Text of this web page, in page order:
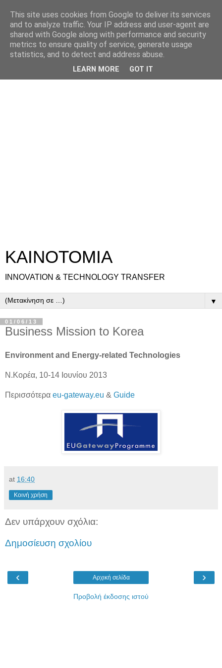
ΚΑΙΝΟΤΟΜΙΑ
INNOVATION & TECHNOLOGY TRANSFER
▼
01/06/13
Business Mission to Korea
Environment and Energy-related Technologies
Ν.Κορέα, 10-14 Ιουνίου 2013
Περισσότερα eu-gateway.eu & Guide
at 16:40
Κοινή χρήση
Δεν υπάρχουν σχόλια:
Δημοσίευση σχολίου
‹ ›
Αρχική σελίδα
Προβολή έκδοσης ιστού
This site uses cookies from Google to deliver its services
and to analyze traffic. Your IP address and user-agent are
shared with Google along with performance and security
metrics to ensure quality of service, generate usage
statistics, and to detect and address abuse.
LEARN MORE GOT IT